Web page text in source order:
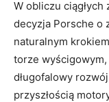
W obliczu
decyzja Porsche o
naturalnym
torze wyścigowym,
długofalowy
przyszłością